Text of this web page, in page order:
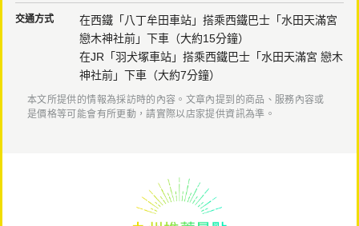
交通方式
在西鐵「八丁牟田車站」搭乘西鐵巴士「水田天滿宮
戀木神社前」下車（大約15分鐘）
在JR「羽犬塚車站」搭乘西鐵巴士「水田天滿宮 戀木
神社前」下車（大約7分鐘）
本文所提供的情報為採訪時的內容。文章內提到的商品、服務內容或
是價格等可能會有所更動，請實際以店家提供資訊為準。